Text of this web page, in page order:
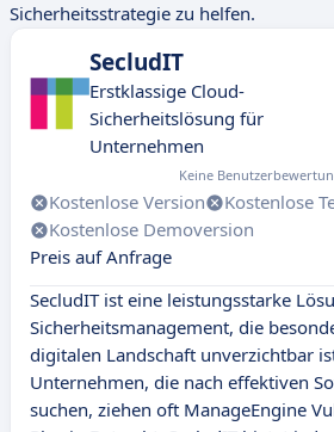
Sicherheitsstrategie zu helfen.
SecludIT
Erstklassige Cloud-
Sicherheitslösung für
Unternehmen
Keine
Kostenlose Version
Kostenlose
Kostenlose Demoversion
Preis auf Anfrage
SecludIT ist eine leistungsstarke
Sicherheitsmanagement, die
digitalen Landschaft unverzichtbar
Unternehmen, die nach effektiven
suchen, ziehen oft ManageEngine